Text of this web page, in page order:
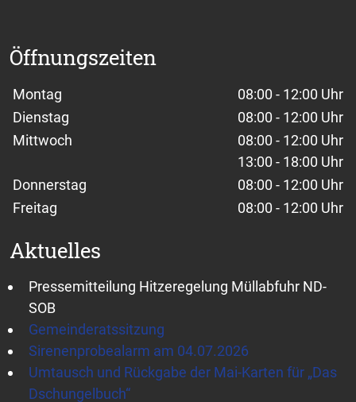
Öffnungszeiten
Wochentage / Monate
Öffnungszeiten / Hinweise
Montag
08:00 - 12:00 Uhr
Dienstag
08:00 - 12:00 Uhr
Mittwoch
08:00 - 12:00 Uhr
13:00 - 18:00 Uhr
Donnerstag
08:00 - 12:00 Uhr
Freitag
08:00 - 12:00 Uhr
Aktuelles
Pressemitteilung Hitzeregelung Müllabfuhr ND-
SOB
Gemeinderatssitzung
Sirenenprobealarm am 04.07.2026
Umtausch und Rückgabe der Mai-Karten für „Das
Dschungelbuch“